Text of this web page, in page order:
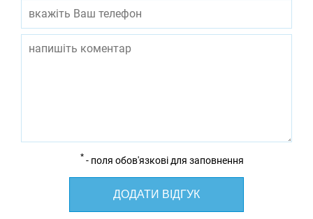
* - поля обов'язкові для заповнення
ДОДАТИ ВІДГУК